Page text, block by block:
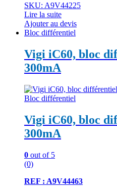
SKU: A9V44225
Lire la suite
Ajouter au devis
Bloc différentiel
Vigi iC60, bloc
300mA
Bloc différentiel
Vigi iC60, bloc
300mA
0 out of 5
(0)
REF : A9V44463